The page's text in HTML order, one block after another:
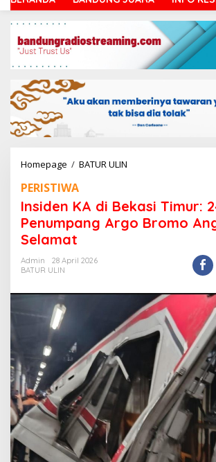
Homepage / BATUR ULIN
Bekasi
Timur:
240
PERISTIWA
Insiden KA di Bekasi Timur:
Penumpang Argo Bromo
Selamat
Admin
28 April 2026
BATUR ULIN